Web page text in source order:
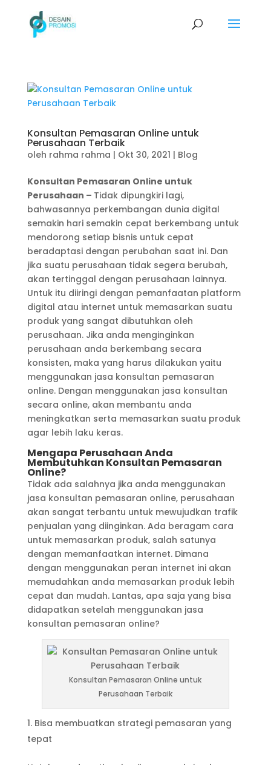
Konsultan Pemasaran Online untuk
Perusahaan Terbaik
oleh rahma rahma | Okt 30, 2021 | Blog
Konsultan Pemasaran Online untuk
Perusahaan – Tidak dipungkiri lagi,
bahwasannya perkembangan dunia digital
semakin hari semakin cepat berkembang untuk
mendorong setiap bisnis untuk cepat
beradaptasi dengan perubahan saat ini. Dan
jika suatu perusahaan tidak segera berubah,
akan tertinggal dengan perusahaan lainnya.
Untuk itu diiringi dengan pemanfaatan platform
digital atau internet untuk memasarkan suatu
produk yang sangat dibutuhkan oleh
perusahaan. Jika anda menginginkan
perusahaan anda berkembang secara
konsisten, maka yang harus dilakukan yaitu
menggunakan jasa konsultan pemasaran
online. Dengan menggunakan jasa konsultan
secara online, akan membantu anda
meningkatkan serta memasarkan suatu produk
agar lebih laku keras.
Mengapa Perusahaan Anda
Membutuhkan Konsultan Pemasaran
Online?
Tidak ada salahnya jika anda menggunakan
jasa konsultan pemasaran online, perusahaan
akan sangat terbantu untuk mewujudkan trafik
penjualan yang diinginkan. Ada beragam cara
untuk memasarkan produk, salah satunya
dengan memanfaatkan internet. Dimana
dengan menggunakan peran internet ini akan
memudahkan anda memasarkan produk lebih
cepat dan mudah. Lantas, apa saja yang bisa
didapatkan setelah menggunakan jasa
konsultan pemasaran online?
Konsultan Pemasaran Online untuk
Perusahaan Terbaik
Bisa membuatkan strategi pemasaran yang
tepat